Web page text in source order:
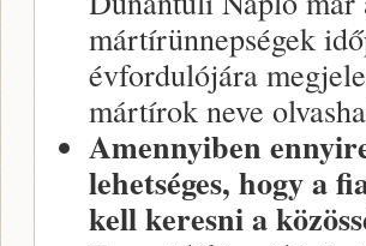
mártírünnepségek
évfordulójára
mártírok neve
Amennyiben
lehetséges, hogy a
kell keresni a